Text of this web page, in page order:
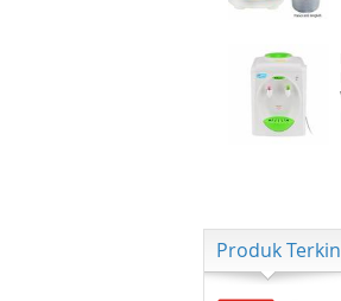
Produk